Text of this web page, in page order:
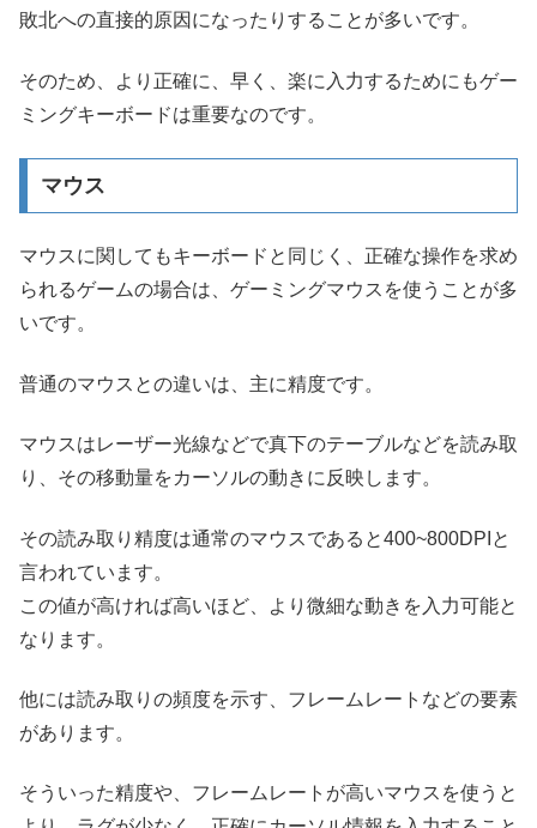
敗北への直接的原因になったりすることが多いです。
そのため、より正確に、早く、楽に入力するためにもゲー
ミングキーボードは重要なのです。
マウス
マウスに関してもキーボードと同じく、正確な操作を求め
られるゲームの場合は、ゲーミングマウスを使うことが多
いです。
普通のマウスとの違いは、主に精度です。
マウスはレーザー光線などで真下のテーブルなどを読み取
り、その移動量をカーソルの動きに反映します。
その読み取り精度は通常のマウスであると400~800DPIと
言われています。
この値が高ければ高いほど、より微細な動きを入力可能と
なります。
他には読み取りの頻度を示す、フレームレートなどの要素
があります。
そういった精度や、フレームレートが高いマウスを使うと